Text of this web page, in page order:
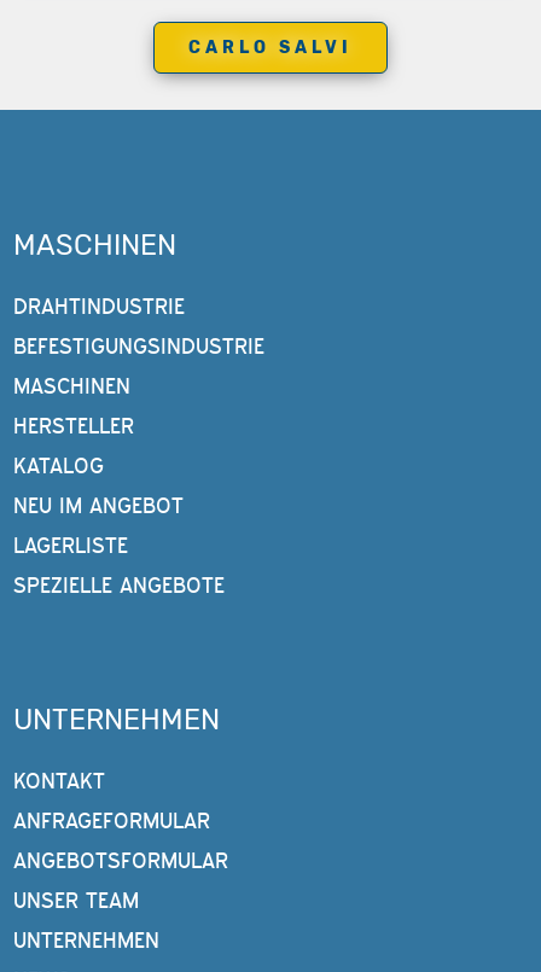
CARLO SALVI
MASCHINEN
DRAHTINDUSTRIE
BEFESTIGUNGSINDUSTRIE
MASCHINEN
HERSTELLER
KATALOG
NEU IM ANGEBOT
LAGERLISTE
SPEZIELLE ANGEBOTE
UNTERNEHMEN
KONTAKT
ANFRAGEFORMULAR
ANGEBOTSFORMULAR
UNSER TEAM
UNTERNEHMEN